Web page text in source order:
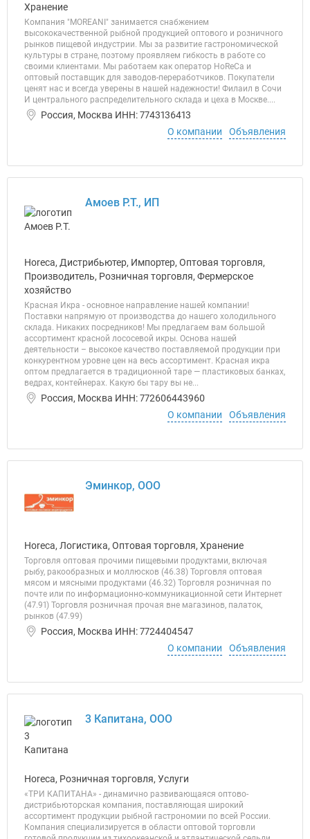
Хранение
Компания "MOREANI" занимается снабжением
высококачественной рыбной продукцией оптового и розничного
рынков пищевой индустрии. Мы за развитие гастрономической
культуры в стране, поэтому проявляем гибкость в работе со
своими клиентами. Мы работаем как оператор HoReCa и
оптовый поставщик для заводов-переработчиков. Покупатели
ценят нас и всегда уверены в нашей надежности! Филаил в Сочи
И центрального распределительного склада и цеха в Москве....
Россия, Москва ИНН: 7743136413
О компании
Объявления
Амоев Р.Т., ИП
Horeca, Дистрибьютер, Импортер, Оптовая торговля,
Производитель, Розничная торговля, Фермерское
хозяйство
Красная Икра - основное направление нашей компании!
Поставки напрямую от производства до нашего холодильного
склада. Никаких посредников! Мы предлагаем вам большой
ассортимент красной лососевой икры. Основа нашей
деятельности – высокое качество поставляемой продукции при
конкурентном уровне цен на весь ассортимент. Красная икра
оптом предлагается в традиционной таре — пластиковых банках,
ведрах, контейнерах. Какую бы тару вы не...
Россия, Москва ИНН: 772606443960
О компании
Объявления
Эминкор, ООО
Horeca, Логистика, Оптовая торговля, Хранение
Торговля оптовая прочими пищевыми продуктами, включая
рыбу, ракообразных и моллюсков (46.38) Торговля оптовая
мясом и мясными продуктами (46.32) Торговля розничная по
почте или по информационно-коммуникационной сети Интернет
(47.91) Торговля розничная прочая вне магазинов, палаток,
рынков (47.99)
Россия, Москва ИНН: 7724404547
О компании
Объявления
3 Капитана, ООО
Horeca, Розничная торговля, Услуги
«ТРИ КАПИТАНА» - динамично развивающаяся оптово-
дистрибьюторская компания, поставляющая широкий
ассортимент продукции рыбной гастрономии по всей России.
Компания специализируется в области оптовой торговли